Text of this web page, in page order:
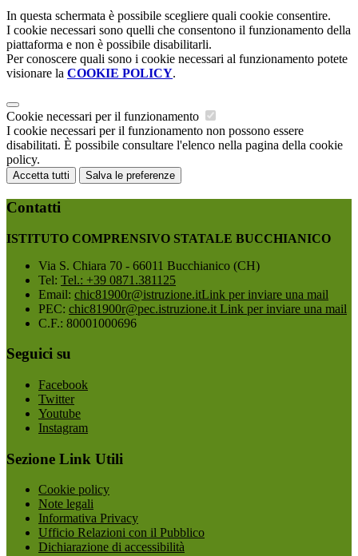
In questa schermata è possibile scegliere quali cookie consentire.
I cookie necessari sono quelli che consentono il funzionamento della
piattaforma e non è possibile disabilitarli.
Per conoscere quali sono i cookie necessari al funzionamento potete
visionare la COOKIE POLICY.
Cookie necessari per il funzionamento
I cookie necessari per il funzionamento non possono essere
disabilitati. È possibile consultare l'elenco nella pagina della cookie
policy.
Accetta tutti Salva le preferenze
Contatti
ISTITUTO COMPRENSIVO STATALE BUCCHIANICO
Via S. Chiara 70 - 66011 Bucchianico (CH)
Tel: Tel.: +39 0871.381125
Email: chic81900r@istruzione.itLink per inviare una mail
PEC: chic81900r@pec.istruzione.it Link per inviare una mail
C.F.: 80001000696
Seguici su
Facebook
Twitter
Youtube
Instagram
Sezione Link Utili
Cookie policy
Note legali
Informativa Privacy
Ufficio Relazioni con il Pubblico
Dichiarazione di accessibilità